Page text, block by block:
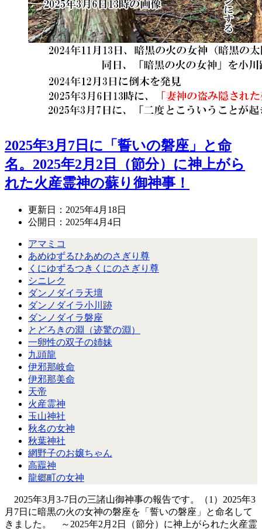
2025年3月7日に「誓いの磐座」と命
名。2025年2月2日（節分）に神上がら
れた火産霊神の蘇り御神事！
更新日： 2025年4月18日
公開日： 2025年4月4日
アマミコ
あめゆずるひあめのさぎり尊
くにゆずるつきくにのさぎり尊
シニレク
ダンノダイラ天壇
ダンノダイラ小川跡
ダンノダイラ磐座
とどろきの淵（迹驚の淵）
一卵性の双子の姉妹
九頭龍
伊邪那岐命
伊邪那美命
天帝
火産霊神
玉山神社
秋名の女神
秋葉神社
網野子のお嬢ちゃん
高龗神
龍郷町の女神
2025年3月3-7日の三諸山御神事の報告です。（1）2025年3
月7日に暗黒の火の女神の磐座を「誓いの磐座」と命名して
きました。 ～2025年2月2日（節分）に神上がられた火産霊